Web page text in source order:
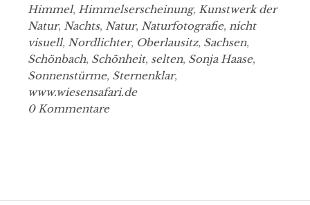
Himmel, Himmelserscheinung, Kunstwerk der
Natur, Nachts, Natur, Naturfotografie, nicht
visuell, Nordlichter, Oberlausitz, Sachsen,
Schönbach, Schönheit, selten, Sonja Haase,
Sonnenstürme, Sternenklar,
www.wiesensafari.de
0 Kommentare